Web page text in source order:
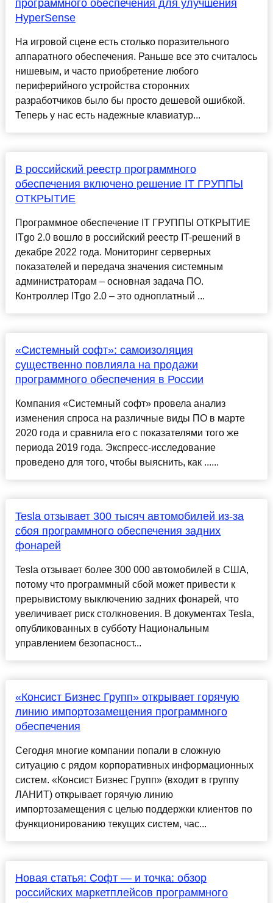
программного обеспечения для улучшения
HyperSense
На игровой сцене есть столько поразительного
аппаратного обеспечения. Раньше все это считалось
нишевым, и часто приобретение любого
периферийного устройства сторонних
разработчиков было бы просто дешевой ошибкой.
Теперь у нас есть надежные клавиатур...
В российский реестр программного
обеспечения включено решение IT ГРУППЫ
ОТКРЫТИЕ
Программное обеспечение IT ГРУППЫ ОТКРЫТИЕ
ITgo 2.0 вошло в российский реестр IT-решений в
декабре 2022 года. Мониторинг серверных
показателей и передача значения системным
администраторам – основная задача ПО.
Контроллер ITgo 2.0 – это одноплатный ...
«Системный софт»: самоизоляция
существенно повлияла на продажи
программного обеспечения в России
Компания «Системный софт» провела анализ
изменения спроса на различные виды ПО в марте
2020 года и сравнила его с показателями того же
периода 2019 года. Экспресс-исследование
проведено для того, чтобы выяснить, как ......
Tesla отзывает 300 тысяч автомобилей из-за
сбоя программного обеспечения задних
фонарей
Tesla отзывает более 300 000 автомобилей в США,
потому что программный сбой может привести к
прерывистому выключению задних фонарей, что
увеличивает риск столкновения. В документах Tesla,
опубликованных в субботу Национальным
управлением безопасност...
«Консист Бизнес Групп» открывает горячую
линию импортозамещения программного
обеспечения
Сегодня многие компании попали в сложную
ситуацию с рядом корпоративных информационных
систем. «Консист Бизнес Групп» (входит в группу
ЛАНИТ) открывает горячую линию
импортозамещения с целью поддержки клиентов по
функционированию текущих систем, час...
Новая статья: Софт — и точка: обзор
российских маркетплейсов программного